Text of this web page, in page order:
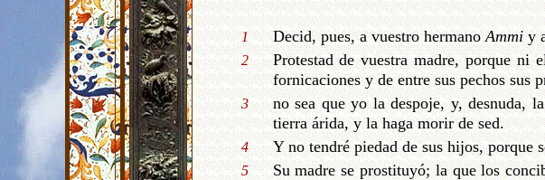
1 Decid, pues, a vuestro hermanoAmmiy
2
Protestad de vuestra madre, porque
fornicaciones y de entre sus pechos sus
3
no sea que yo la despoje, y, desnuda,
tierra árida, y la haga morir de sed.
4 Y no tendré piedad de sus hijos, porque
5
Su madre se prostituyó; la que los